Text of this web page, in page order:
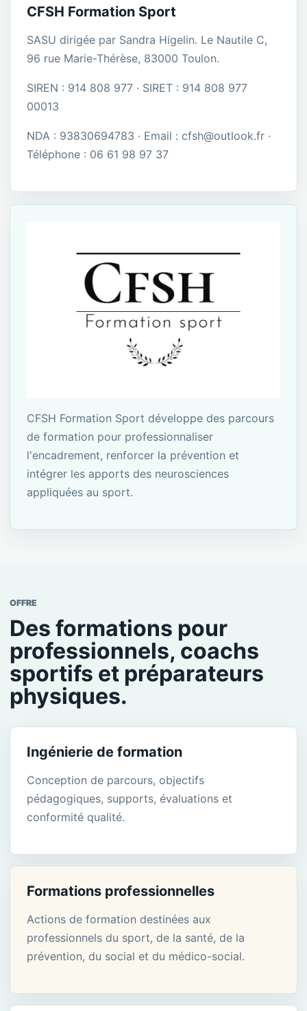
CFSH Formation Sport
SASU dirigée par Sandra Higelin. Le Nautile C,
96 rue Marie-Thérèse, 83000 Toulon.
SIREN : 914 808 977 · SIRET : 914 808 977
00013
NDA : 93830694783 · Email : cfsh@outlook.fr ·
Téléphone : 06 61 98 97 37
CFSH Formation Sport développe des parcours
de formation pour professionnaliser
l'encadrement, renforcer la prévention et
intégrer les apports des neurosciences
appliquées au sport.
OFFRE
Des formations pour
professionnels, coachs
sportifs et préparateurs
physiques.
Ingénierie de formation
Conception de parcours, objectifs
pédagogiques, supports, évaluations et
conformité qualité.
Formations professionnelles
Actions de formation destinées aux
professionnels du sport, de la santé, de la
prévention, du social et du médico-social.